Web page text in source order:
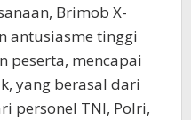
Brimob X-
antusiasme tinggi
peserta, mencapai
yang berasal dari
personel TNI, Polri,